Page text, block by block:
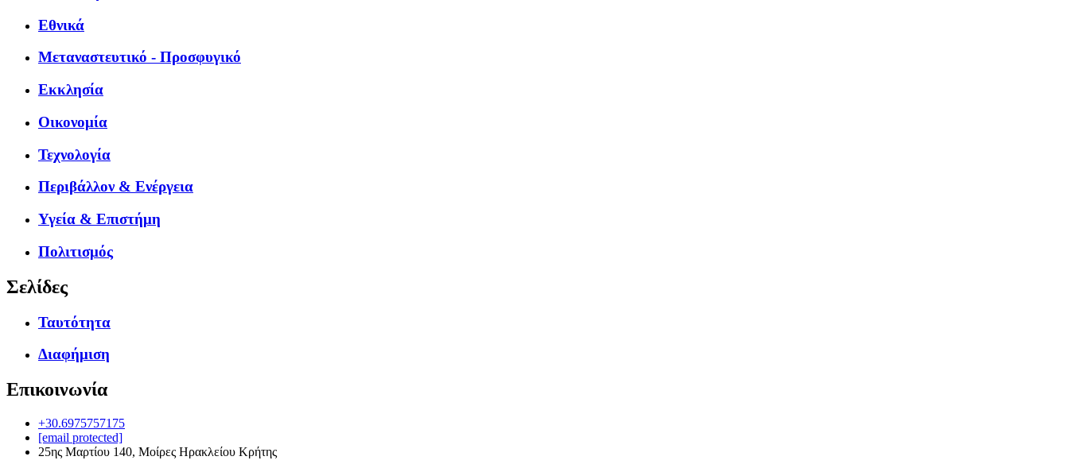
Εθνικά
Μεταναστευτικό - Προσφυγικό
Εκκλησία
Οικονομία
Τεχνολογία
Περιβάλλον & Ενέργεια
Υγεία & Επιστήμη
Πολιτισμός
Σελίδες
Ταυτότητα
Διαφήμιση
Επικοινωνία
+30.6975757175
[email protected]
25ης Μαρτίου 140, Μοίρες Ηρακλείου Κρήτης